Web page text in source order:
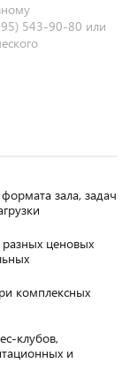
543-90-80 или
зала, задач
ценовых
комплексных
клубов,
и